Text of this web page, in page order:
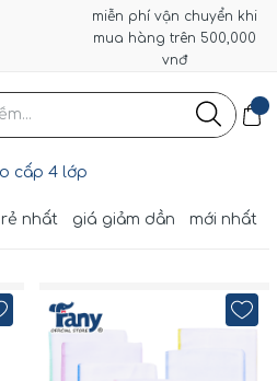
miễn phí vận chuyển khi
mua hàng trên 500,000
vnđ
cấp 4 lớp
rẻ nhất giá giảm dần mới nhất